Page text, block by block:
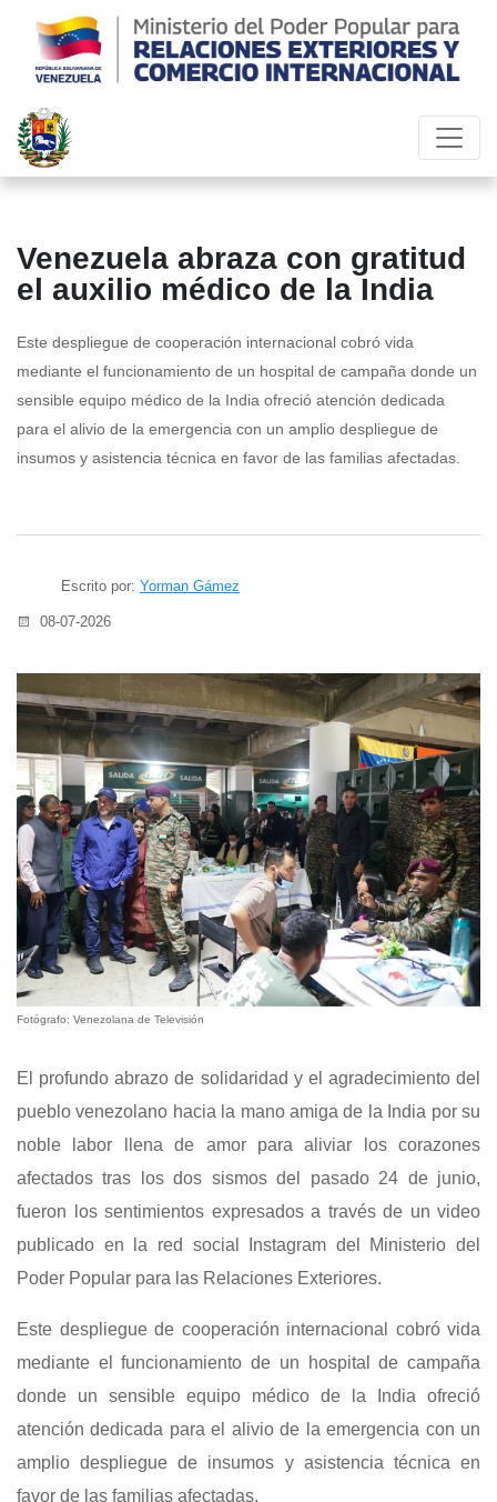
Venezuela abraza con gratitud
el auxilio médico de la India
Este despliegue de cooperación internacional cobró vida
mediante el funcionamiento de un hospital de campaña donde un
sensible equipo médico de la India ofreció atención dedicada
para el alivio de la emergencia con un amplio despliegue de
insumos y asistencia técnica en favor de las familias afectadas.
Escrito por: Yorman Gámez
08-07-2026
Fotógrafo: Venezolana de Televisión
El profundo abrazo de solidaridad y el agradecimiento del
pueblo venezolano hacia la mano amiga de la India por su
noble labor llena de amor para aliviar los corazones
afectados tras los dos sismos del pasado 24 de junio,
fueron los sentimientos expresados a través de un video
publicado en la red social Instagram del Ministerio del
Poder Popular para las Relaciones Exteriores.
Este despliegue de cooperación internacional cobró vida
mediante el funcionamiento de un hospital de campaña
donde un sensible equipo médico de la India ofreció
atención dedicada para el alivio de la emergencia con un
amplio despliegue de insumos y asistencia técnica en
favor de las familias afectadas.